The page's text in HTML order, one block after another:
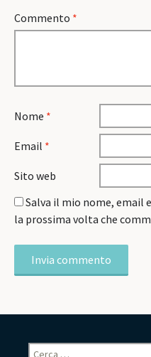
Commento *
Nome *
Email *
Sito web
Salva il mio nome, email
la prossima volta che
Ricerca